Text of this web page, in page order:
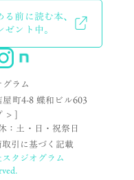
前に読む本、
ント中。
ラム
町4-8 蝶和ビル603
> ]
：土・日・祝祭日
引に基づく記載
タジオグラム